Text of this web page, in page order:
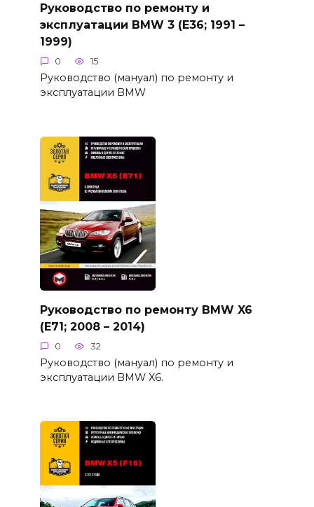
Руководство по ремонту и
эксплуатации BMW 3 (E36; 1991 –
1999)
0 15
Руководство (мануал) по ремонту и
эксплуатации BMW
Руководство по ремонту BMW X6
(E71; 2008 – 2014)
0 32
Руководство (мануал) по ремонту и
эксплуатации BMW X6.